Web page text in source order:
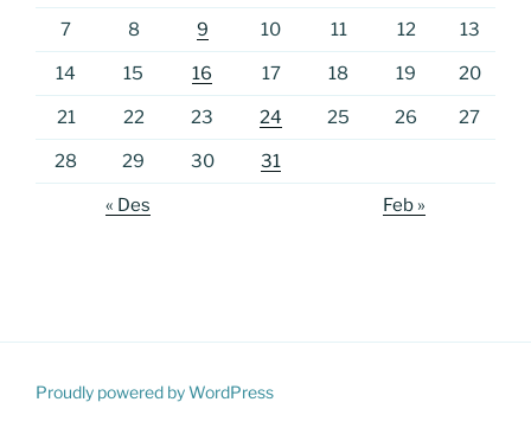
7 8 9 10 11 12 13
14 15 16 17 18 19 20
21 22 23 24 25 26 27
28 29 30 31
« Des Feb »
Proudly powered by WordPress